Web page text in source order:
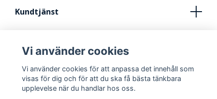
Kundtjänst
Kontakt
FRÅN IDÈ TILL STUDIO
Vi använder cookies
Vi använder cookies för att anpassa det innehåll som
visas för dig och för att du ska få bästa tänkbara
upplevelse när du handlar hos oss.